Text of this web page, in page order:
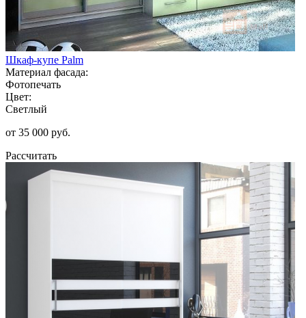
Шкаф-купе Palm
Материал фасада:
Фотопечать
Цвет:
Светлый
от 35 000 руб.
Рассчитать